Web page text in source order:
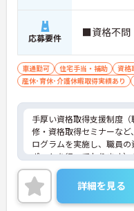
応募要件 ■資格不問
車通勤可 住宅手当・補助 資格
産休･育休･介護休暇取得実績あり
手厚い資格取得支援制度
修・資格取得セミナーな
ログラムを実施し、職員
ポートを行っております
アップされたい方におすす
また、すべての働く方が「
職場」を提供すべく、様
しております。
詳細を見る